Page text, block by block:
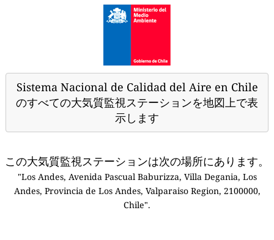
Sistema Nacional de Calidad del Aire en Chile
のすべての大気質監視ステーションを地図上で表
示します
この大気質監視ステーションは次の場所にあります。
"Los Andes, Avenida Pascual Baburizza, Villa Degania, Los
Andes, Provincia de Los Andes, Valparaiso Region, 2100000,
Chile".